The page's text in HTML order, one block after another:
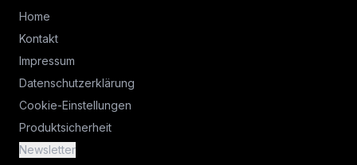
Home
Kontakt
Impressum
Datenschutzerklärung
Cookie-Einstellungen
Produktsicherheit
Newsletter